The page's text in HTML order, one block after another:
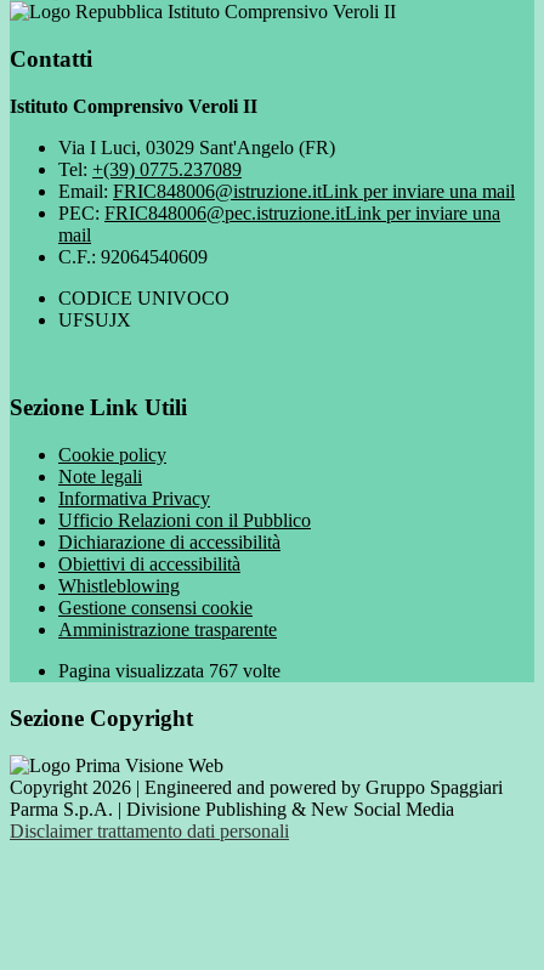
Istituto Comprensivo Veroli II
Contatti
Istituto Comprensivo Veroli II
Via I Luci, 03029 Sant'Angelo (FR)
Tel: +(39) 0775.237089
Email: FRIC848006@istruzione.itLink per inviare una mail
PEC: FRIC848006@pec.istruzione.itLink per inviare una
mail
C.F.: 92064540609
CODICE UNIVOCO
UFSUJX
Sezione Link Utili
Cookie policy
Note legali
Informativa Privacy
Ufficio Relazioni con il Pubblico
Dichiarazione di accessibilità
Obiettivi di accessibilità
Whistleblowing
Gestione consensi cookie
Amministrazione trasparente
Pagina visualizzata 767 volte
Sezione Copyright
Copyright 2026 | Engineered and powered by Gruppo Spaggiari
Parma S.p.A. | Divisione Publishing & New Social Media
Disclaimer trattamento dati personali